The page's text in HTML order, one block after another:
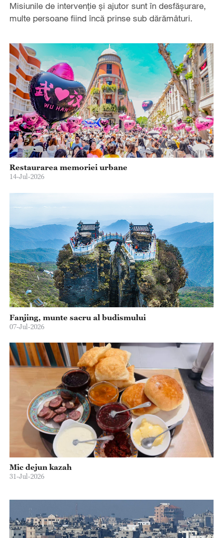
Misiunile de intervenție și ajutor sunt în desfășurare,
multe persoane fiind încă prinse sub dărămâturi.
Restaurarea memoriei urbane
14-Jul-2026
Fanjing, munte sacru al budismului
07-Jul-2026
Mic dejun kazah
31-Jul-2026